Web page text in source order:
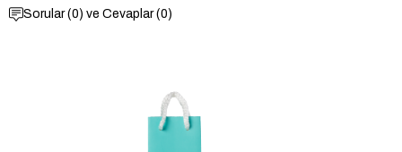
Sorular (0) ve Cevaplar (0)